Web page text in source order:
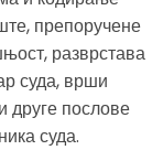
препоручене
разврстава
суда, врши
послове
суда.